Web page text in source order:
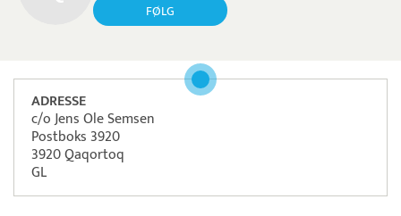
FØLG
ADRESSE
c/o Jens Ole Semsen
Postboks 3920
3920 Qaqortoq
GL